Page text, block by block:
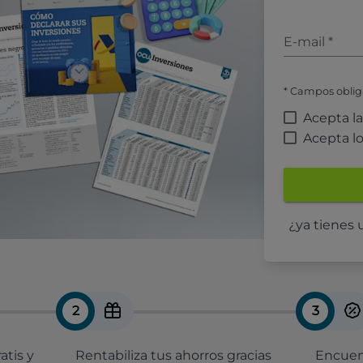
E-mail *
* Campos
Acepta
Acepta
¿ya tienes
y
2
Rentabiliza tus ahorros gracias
3